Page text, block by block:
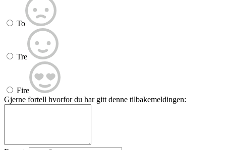
To
Tre
Fire
Gjerne fortell hvorfor du har gitt denne tilbakemeldingen: